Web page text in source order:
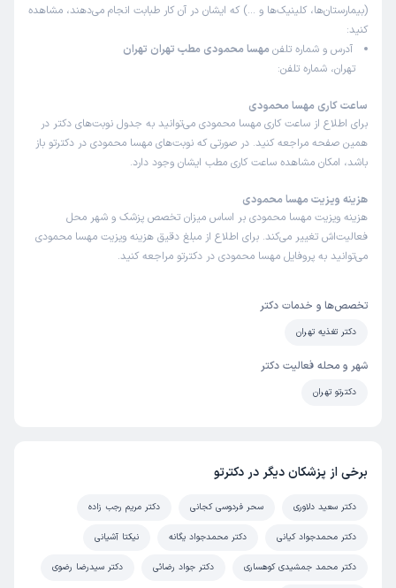
(بیمارستان‌ها، کلینیک‌ها و …) که ایشان در آن کار طبابت انجام می‌دهند، مشاهده
کنید:
آدرس و شماره تلفن مهسا محمودی مطب تهران تهران
تهران، شماره تلفن:
ساعت کاری مهسا محمودی
برای اطلاع از ساعت کاری مهسا محمودی می‌توانید به جدول نوبت‌های دکتر در
همین صفحه مراجعه کنید. در صورتی که نوبت‌های مهسا محمودی در دکترتو باز
باشد، امکان مشاهده ساعت کاری مطب ایشان وجود دارد.
هزینه ویزیت مهسا محمودی
هزینه ویزیت مهسا محمودی بر اساس میزان تخصص پزشک و شهر محل
فعالیت‌اش تغییر می‌کند. برای اطلاع از مبلغ دقیق هزینه ویزیت مهسا محمودی
می‌توانید به پروفایل مهسا محمودی در دکترتو مراجعه کنید.
تخصص‌ها و خدمات دکتر
دکتر تغذیه تهران
شهر و محله فعالیت دکتر
دکترتو تهران
برخی از پزشکان دیگر در دکترتو
دکتر سعید دلاوری سحر فردوسی کجانی دکتر مریم رجب زاده
دکتر محمدجواد کیانی دکتر محمدجواد یگانه نیکتا آشیانی
دکتر محمد جمشیدی کوهساری دکتر جواد رضائی دکتر سیدرضا رضوی